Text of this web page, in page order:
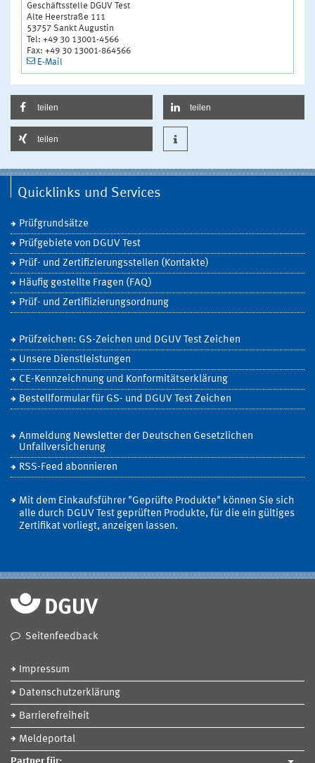
Geschäftsstelle DGUV Test
Alte Heerstraße 111
53757 Sankt Augustin
Tel: +49 30 13001-4566
Fax: +49 30 13001-864566
E-Mail
teilen teilen
teilen
Quicklinks und Services
Prüfgrundsätze
Prüfgebiete von DGUV Test
Prüf- und Zertifizierungsstellen (Kontakte)
Häufig gestellte Fragen (FAQ)
Prüf- und Zertifiizierungsordnung
Prüfzeichen: GS-Zeichen und DGUV Test Zeichen
Unsere Dienstleistungen
CE-Kennzeichnung und Konformitätserklärung
Bestellformular für GS- und DGUV Test Zeichen
Anmeldung Newsletter der Deutschen Gesetzlichen
Unfallversicherung
RSS-Feed abonnieren
Mit dem Einkaufsführer "Geprüfte Produkte" können Sie sich
alle durch DGUV Test geprüften Produkte, für die ein gültiges
Zertifikat vorliegt, anzeigen lassen.
Seitenfeedback
Impressum
Datenschutzerklärung
Barrierefreiheit
Meldeportal